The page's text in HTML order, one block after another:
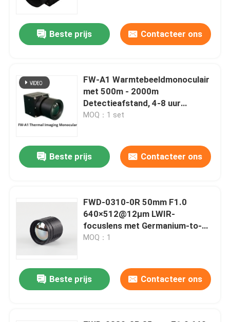
Hoge Gevoeligheid
Beste prijs Contacteer ons
FW-A1 Warmtebeeldmonoculair
met 500m - 2000m
Detectieafstand, 4-8 uur
Vervangbare Batterij en ≤50 mK
MOQ：1 set
Beste prijs Contacteer ons
FWD-0310-0R 50mm F1.0
640×512@12μm LWIR-
focuslens met Germanium-to-
Chalcogenide-upgrade voor
MOQ：1
Beste prijs Contacteer ons